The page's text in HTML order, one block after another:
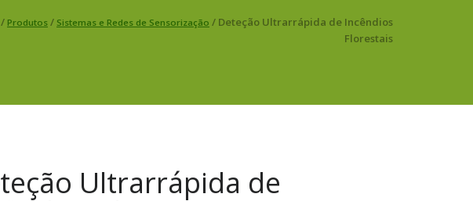
/ Produtos / Sistemas e Redes de Sensorização / Deteção Ultrarrápida de Incêndios
Florestais
Ultrarrápida de